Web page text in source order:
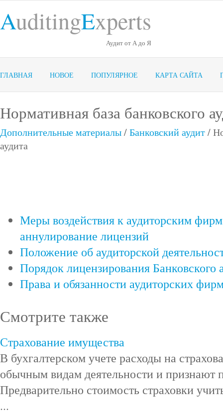
AuditingExperts
Аудит от А до Я
ГЛАВНАЯ НОВОЕ ПОПУЛЯРНОЕ КАРТА САЙТА
Нормативная база банковского
Дополнительные материалы/Банковский аудит/
аудита
Меры воздействия к аудиторским
аннулирование лицензий
Положение об аудиторской
Порядок лицензирования Банковского
Права и обязанности аудиторских
Смотрите также
Страхование имущества
В бухгалтерском учете расходы на
обычным видам деятельности и
Предварительно стоимость страховки
...